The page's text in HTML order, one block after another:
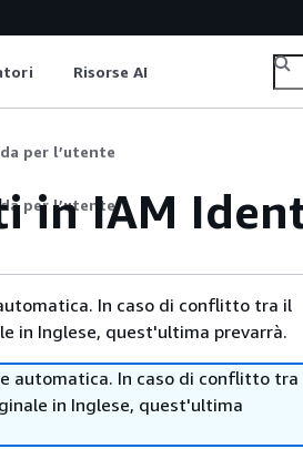
Risorse AI
per l’utente
per l’utente
in IAM
In caso di conflitto tra il
in Inglese, quest'ultima prevarrà.
automatica. In caso di conflitto tra
in Inglese, quest'ultima